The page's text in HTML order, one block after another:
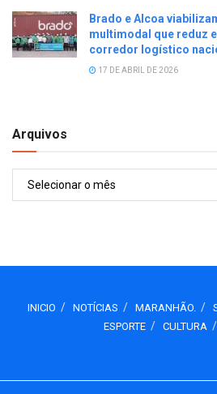
Brado e Alcoa
multimodal que reduz
corredor logístico
17 DE ABRIL DE 2026
Arquivos
INICIO NOTÍCIAS MARANHÃO.
ESPORTE
CULTURA